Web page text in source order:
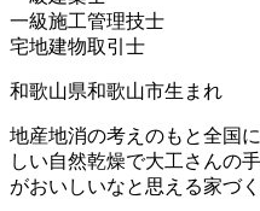
一級施工管理技士
宅地建物取引士
和歌山県和歌山市生まれ
地産地消の考えのもと全国
しい自然乾燥で大工さんの
がおいしいなと思える家づ